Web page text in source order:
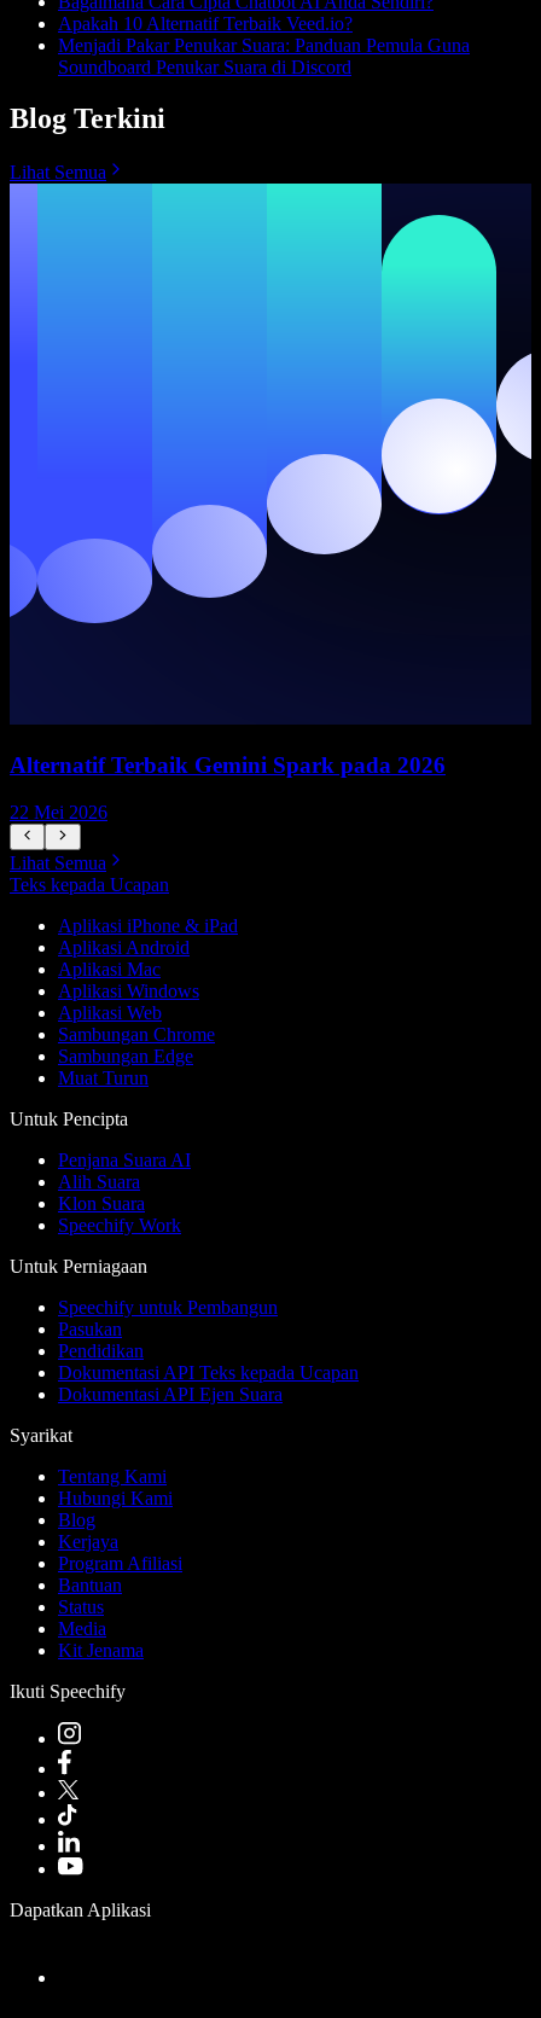
Apakah 10 Alternatif Terbaik Veed.io?
Menjadi Pakar Penukar Suara: Panduan Pemula Guna
Soundboard Penukar Suara di Discord
Blog Terkini
Lihat Semua
Alternatif Terbaik Gemini Spark pada 2026
22 Mei 2026
Lihat Semua
Teks kepada Ucapan
Aplikasi iPhone & iPad
Aplikasi Android
Aplikasi Mac
Aplikasi Windows
Aplikasi Web
Sambungan Chrome
Sambungan Edge
Muat Turun
Untuk Pencipta
Penjana Suara AI
Alih Suara
Klon Suara
Speechify Work
Untuk Perniagaan
Speechify untuk Pembangun
Pasukan
Pendidikan
Dokumentasi API Teks kepada Ucapan
Dokumentasi API Ejen Suara
Syarikat
Tentang Kami
Hubungi Kami
Blog
Kerjaya
Program Afiliasi
Bantuan
Status
Media
Kit Jenama
Ikuti Speechify
Dapatkan Aplikasi